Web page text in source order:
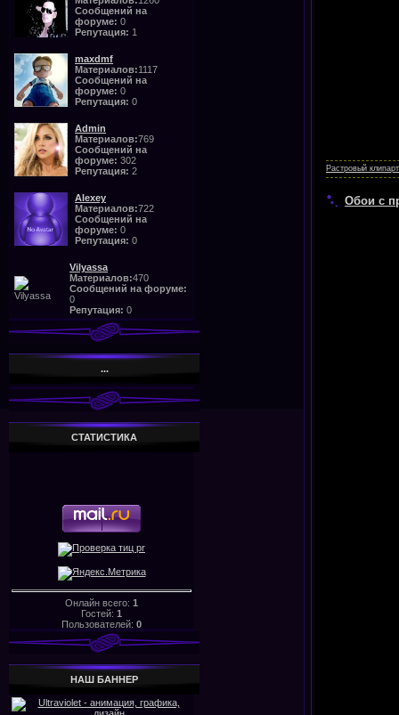
Сообщений на
форуме: 0
Репутация: 1
maxdmf
Материалов:1117
Сообщений на
форуме: 0
Репутация: 0
Admin
Материалов:769
Сообщений на
форуме: 302
Репутация: 2
Alexey
Материалов:722
Сообщений на
форуме: 0
Репутация: 0
Vilyassa
Материалов:470
Сообщений на форуме:
0
Репутация: 0
...
СТАТИСТИКА
Онлайн всего: 1
Гостей: 1
Пользователей: 0
НАШ БАHHЕР
Растровый клипарт
Обои с